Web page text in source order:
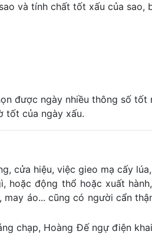
và tính chất tốt xấu của sao,
được ngày nhiều thông số tốt
tốt của ngày xấu.
cửa hiệu, việc gieo mạ cấy
hoặc động thổ hoặc xuất
áo... cũng có người cẩn
chạp, Hoàng Đế ngự điện